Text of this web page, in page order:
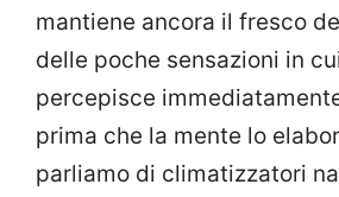
mantiene ancora il fresco
delle poche sensazioni in
percepisce
prima che la mente lo
parliamo di climatizzatori